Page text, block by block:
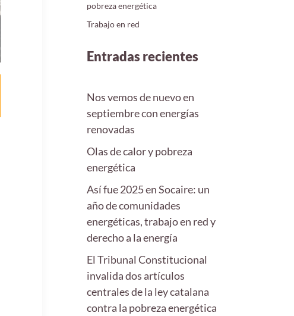
pobreza energética
Trabajo en red
Entradas recientes
Nos vemos de nuevo en
septiembre con energías
renovadas
Olas de calor y pobreza
energética
Así fue 2025 en Socaire: un
año de comunidades
energéticas, trabajo en red y
derecho a la energía
El Tribunal Constitucional
invalida dos artículos
centrales de la ley catalana
contra la pobreza energética